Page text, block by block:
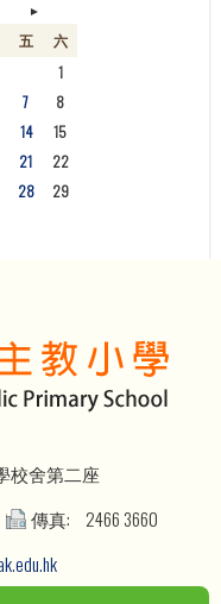
►
五
六
1
7
8
14
15
21
22
28
29
校舍第二座
傳真:
2466 3660